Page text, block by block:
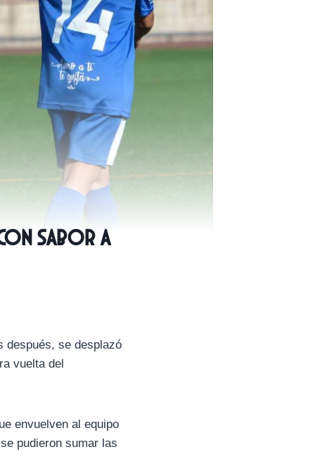
sabor a
después, se desplazó
vuelta del
envuelven al equipo
pudieron sumar las